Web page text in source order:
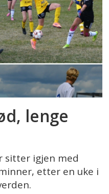
lenge
sitter igjen med
etter en uke i